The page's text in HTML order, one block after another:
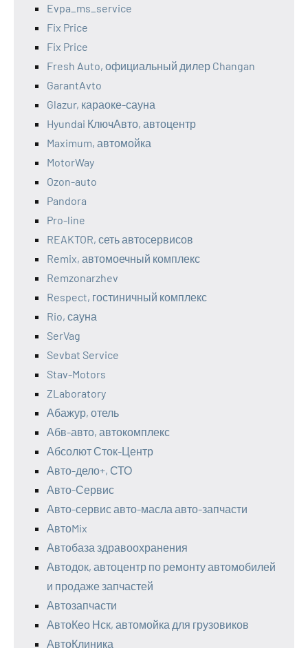
Evpa_ms_service
Fix Price
Fix Price
Fresh Auto, официальный дилер Changan
GarantAvto
Glazur, караоке-сауна
Hyundai КлючАвто, автоцентр
Maximum, автомойка
MotorWay
Ozon-auto
Pandora
Pro-line
REAKTOR, сеть автосервисов
Remix, автомоечный комплекс
Remzonarzhev
Respect, гостиничный комплекс
Rio, сауна
SerVag
Sevbat Service
Stav-Motors
ZLaboratory
Абажур, отель
Абв-авто, автокомплекс
Абсолют Сток-Центр
Авто-дело+, СТО
Авто-Сервис
Авто-сервис авто-масла авто-запчасти
АвтоMix
Автобаза здравоохранения
Автодок, автоцентр по ремонту автомобилей
и продаже запчастей
Автозапчасти
АвтоКео Нск, автомойка для грузовиков
АвтоКлиника